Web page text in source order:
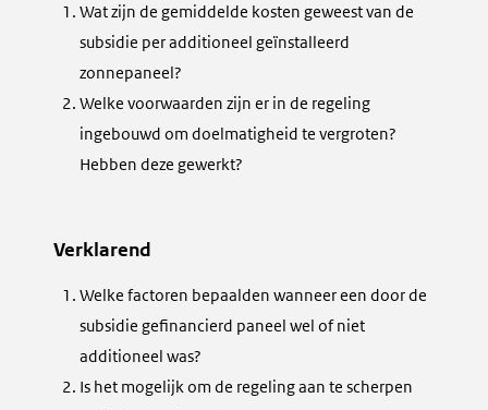
Wat zijn de gemiddelde kosten geweest van de
subsidie per additioneel geïnstalleerd
zonnepaneel?
Welke voorwaarden zijn er in de regeling
ingebouwd om doelmatigheid te vergroten?
Hebben deze gewerkt?
Verklarend
Welke factoren bepaalden wanneer een door de
subsidie gefinancierd paneel wel of niet
additioneel was?
Is het mogelijk om de regeling aan te scherpen